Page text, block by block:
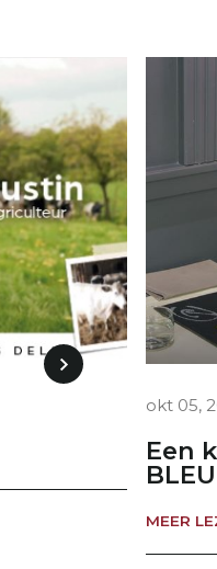
okt 05,
Een
MEER